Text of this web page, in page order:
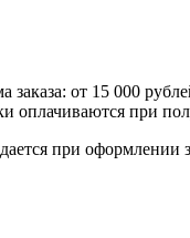
от 15 000
оплачиваются при
при оформлении